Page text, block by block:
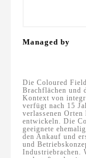
Managed by
Die Coloured
Brachflächen und
Kontext von
verfügt nach 15
verlassenen
entwickeln. Die
geeignete
den Ankauf und
und
Industriebrachen.